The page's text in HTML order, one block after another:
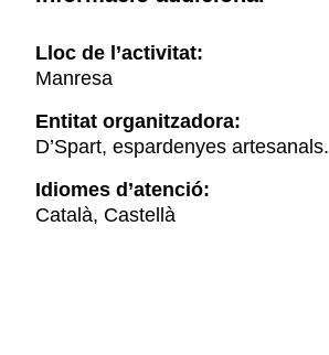
Lloc de l’activitat:
Manresa
Entitat organitzadora:
D’Spart, espardenyes artesanals.
Idiomes d’atenció:
Català, Castellà